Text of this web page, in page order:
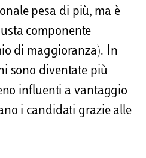
pesa di più, ma è
componente
di maggioranza). In
sono diventate più
influenti a vantaggio
i candidati grazie alle